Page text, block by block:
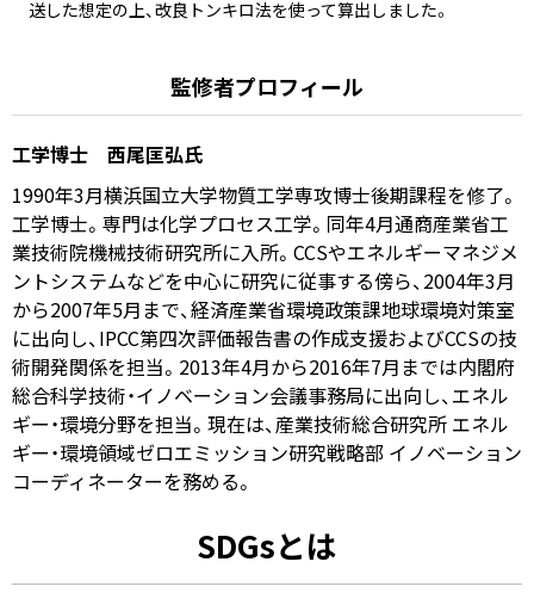
送した想定の上、改良トンキロ法を使って算出しました。
監修者プロフィール
工学博士 西尾匡弘氏
1990年3月横浜国立大学物質工学専攻博士後期課程を修了。
工学博士。専門は化学プロセス工学。同年4月通商産業省工
業技術院機械技術研究所に入所。CCSやエネルギーマネジメ
ントシステムなどを中心に研究に従事する傍ら、2004年3月
から2007年5月まで、経済産業省環境政策課地球環境対策室
に出向し、IPCC第四次評価報告書の作成支援およびCCSの技
術開発関係を担当。2013年4月から2016年7月までは内閣府
総合科学技術・イノベーション会議事務局に出向し、エネル
ギー・環境分野を担当。現在は、産業技術総合研究所 エネル
ギー・環境領域ゼロエミッション研究戦略部 イノベーション
コーディネーターを務める。
SDGsとは